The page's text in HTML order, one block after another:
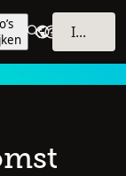
INLOGGEN